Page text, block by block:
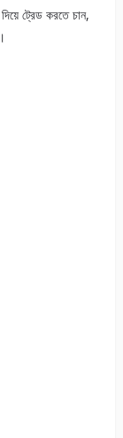
ট্রেড করতে চান,